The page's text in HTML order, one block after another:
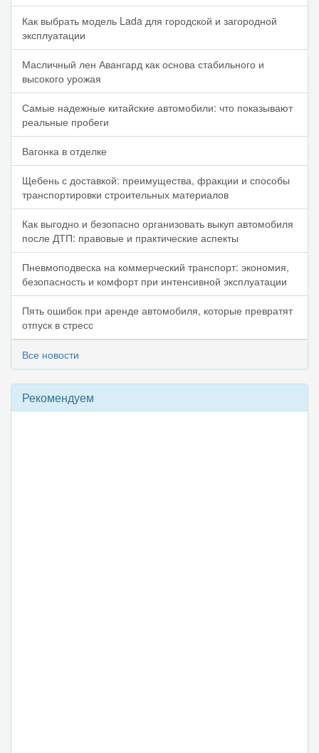
Как выбрать модель Lada для городской и загородной
эксплуатации
Масличный лен Авангард как основа стабильного и
высокого урожая
Самые надежные китайские автомобили: что показывают
реальные пробеги
Вагонка в отделке
Щебень с доставкой: преимущества, фракции и способы
транспортировки строительных материалов
Как выгодно и безопасно организовать выкуп автомобиля
после ДТП: правовые и практические аспекты
Пневмоподвеска на коммерческий транспорт: экономия,
безопасность и комфорт при интенсивной эксплуатации
Пять ошибок при аренде автомобиля, которые превратят
отпуск в стресс
Все новости
Рекомендуем